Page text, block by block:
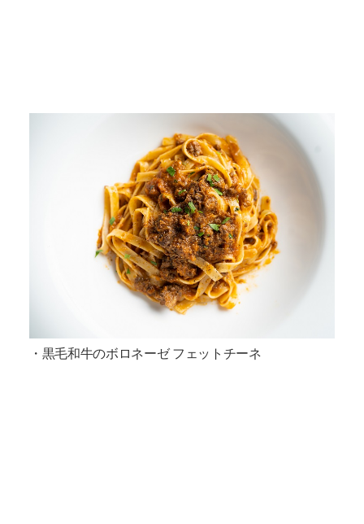
・黒毛和牛のボロネーゼ フェットチーネ